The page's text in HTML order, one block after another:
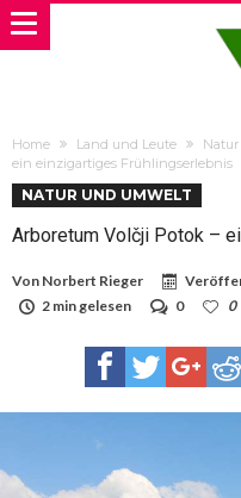
Home Land und Leute
ein einzigartiges Frühlingserlebnis
NATUR UND UMWELT
Arboretum Volčji Potok –
Von Norbert Rieger
2 min gelesen
0 0